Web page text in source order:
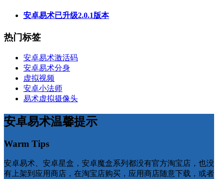
安卓易术已升级2.0.1版本
热门标签
安卓易术激活码
安卓易术分身
虚拟视频
安卓小法师
易术虚拟摄像头
安卓易术温馨提示
Warm Tips
安卓易术、安卓星盒，安卓魔盒系列都没有官方淘宝店，也没
有上架到应用商店，在淘宝店购买，应用商店随意下载，或者